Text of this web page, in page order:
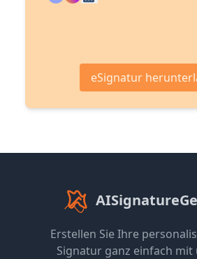
eSignatur
Erstellen Sie Ihre
Signatur ganz einfach mit